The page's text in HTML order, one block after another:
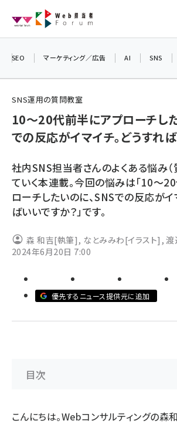
ン
seo (3536)
youtube (2444)
note (2320)
セミナー (2313)
z世代 (1629)
llmo (1167)
SEO マーケティング／広告 AI SNS
SNS運用の質問教室
10～20代前半にアプローチし
での反応がイマイチ。どうすれば
社内SNS担当者さんのよくある悩み（
ていく本連載。今回の悩みは「10～20
ローチしたいのに、SNSでの反応がイ
ばいいですか？」です。
森 和吉[執筆] , なとみみわ[イラスト] ,渡
2024年6月20日 7:00
優先するニュース提供元に追加
目次
こんにちは。Webコンサルティングの森